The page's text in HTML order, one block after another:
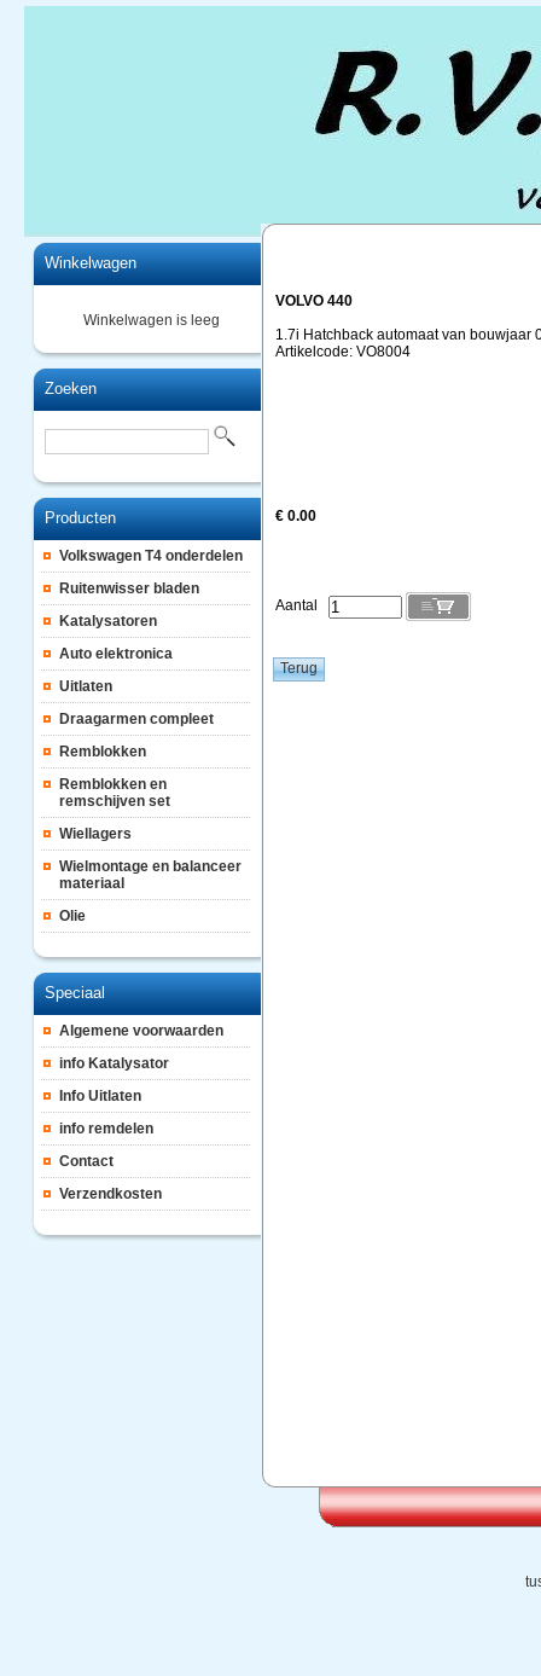
Winkelwagen
Winkelwagen is leeg
Zoeken
Producten
Volkswagen T4 onderdelen
Ruitenwisser bladen
Katalysatoren
Auto elektronica
Uitlaten
Draagarmen compleet
Remblokken
Remblokken en
remschijven set
Wiellagers
Wielmontage en balanceer
materiaal
Olie
Speciaal
Algemene voorwaarden
info Katalysator
Info Uitlaten
info remdelen
Contact
Verzendkosten
VOLVO 440
1.7i Hatchback automaat van bouwjaar
Artikelcode: VO8004
€ 0.00
Aantal